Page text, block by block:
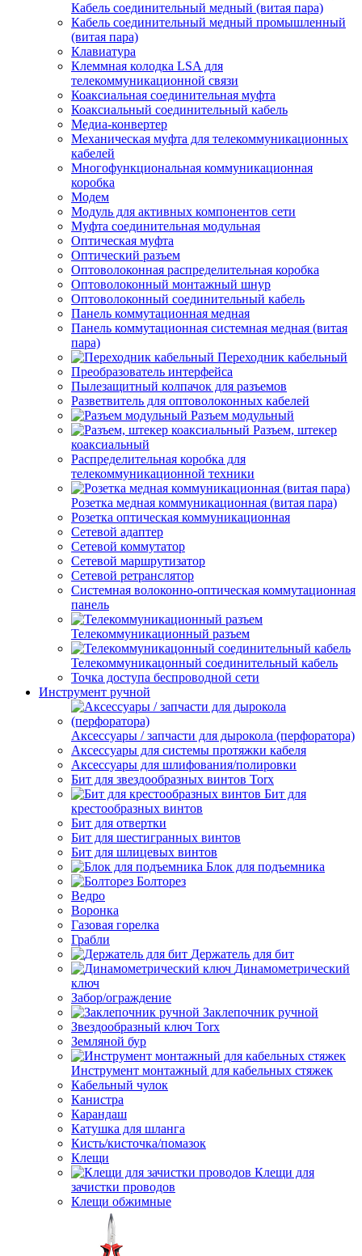
Кабель соединительный медный (витая пара)
Кабель соединительный медный промышленный
(витая пара)
Клавиатура
Клеммная колодка LSA для
телекоммуникационной связи
Коаксиальная соединительная муфта
Коаксиальный соединительный кабель
Медиа-конвертер
Механическая муфта для телекоммуникационных
кабелей
Многофункциональная коммуникационная
коробка
Модем
Модуль для активных компонентов сети
Муфта соединительная модульная
Оптическая муфта
Оптический разъем
Оптоволоконная распределительная коробка
Оптоволоконный монтажный шнур
Оптоволоконный соединительный кабель
Панель коммутационная медная
Панель коммутационная системная медная (витая
пара)
Переходник кабельный
Преобразователь интерфейса
Пылезащитный колпачок для разъемов
Разветвитель для оптоволоконных кабелей
Разъем модульный
Разъем, штекер
коаксиальный
Распределительная коробка для
телекоммуникационной техники
Розетка медная коммуникационная (витая пара)
Розетка оптическая коммуникационная
Сетевой адаптер
Сетевой коммутатор
Сетевой маршрутизатор
Сетевой ретранслятор
Системная волоконно-оптическая коммутационная
панель
Телекоммуникационный разъем
Телекоммуникацонный соединительный кабель
Точка доступа беспроводной сети
Инструмент ручной
Аксессуары / запчасти для дырокола (перфоратора)
Аксессуары для системы протяжки кабеля
Аксессуары для шлифования/полировки
Бит для звездообразных винтов Torx
Бит для
крестообразных винтов
Бит для отвертки
Бит для шестигранных винтов
Бит для шлицевых винтов
Блок для подъемника
Болторез
Ведро
Воронка
Газовая горелка
Грабли
Держатель для бит
Динамометрический
ключ
Забор/ограждение
Заклепочник ручной
Звездообразный ключ Torx
Земляной бур
Инструмент монтажный для кабельных стяжек
Кабельный чулок
Канистра
Карандаш
Катушка для шланга
Кисть/кисточка/помазок
Клещи
Клещи для
зачистки проводов
Клещи обжимные